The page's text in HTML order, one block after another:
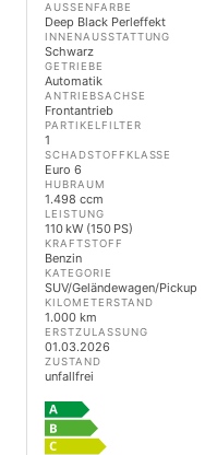
AUSSENFARBE
Deep Black Perleffekt
INNENAUSSTATTUNG
Schwarz
GETRIEBE
Automatik
ANTRIEBSACHSE
Frontantrieb
PARTIKELFILTER
1
SCHADSTOFFKLASSE
Euro 6
HUBRAUM
1.498 ccm
LEISTUNG
110 kW (150 PS)
KRAFTSTOFF
Benzin
KATEGORIE
SUV/Geländewagen/Pickup
KILOMETERSTAND
1.000 km
ERSTZULASSUNG
01.03.2026
ZUSTAND
unfallfrei